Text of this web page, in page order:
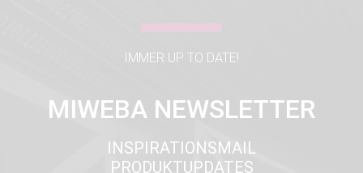
IMMER UP TO DATE!
MIWEBA NEWSLETTER
INSPIRATIONSMAIL
PRODUKTUPDATES